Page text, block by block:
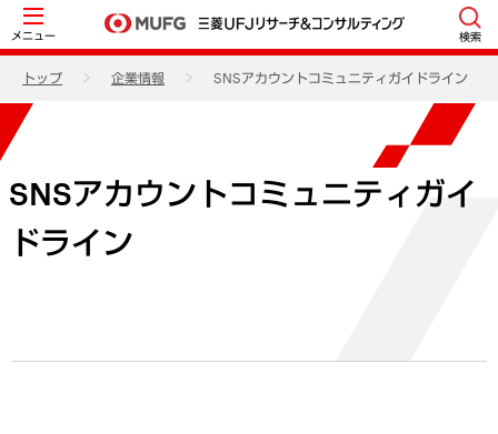
メニュー 検索
トップ 企業情報 SNSアカウントコミュニティガイドライン
SNSアカウントコミュニティガイ
ドライン